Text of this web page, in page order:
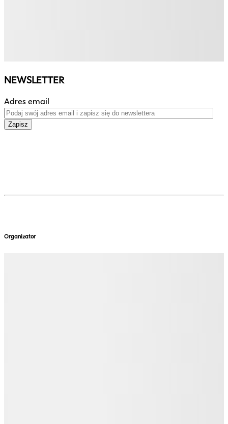
NEWSLETTER
Adres email
Zapisz
Organizator